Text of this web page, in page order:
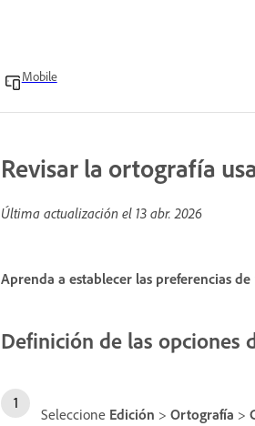
Mobile
Revisar la ortografía
Última actualización el 13 abr. 2026
Aprenda a establecer las preferencias
Definición de las opciones
Seleccione Edición > Ortografía >